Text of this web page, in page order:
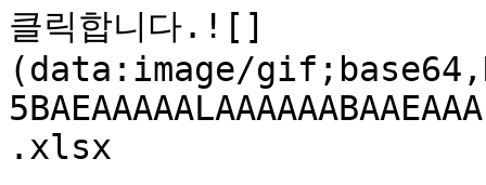
클릭합니다.![]
(data:image/
.xlsx